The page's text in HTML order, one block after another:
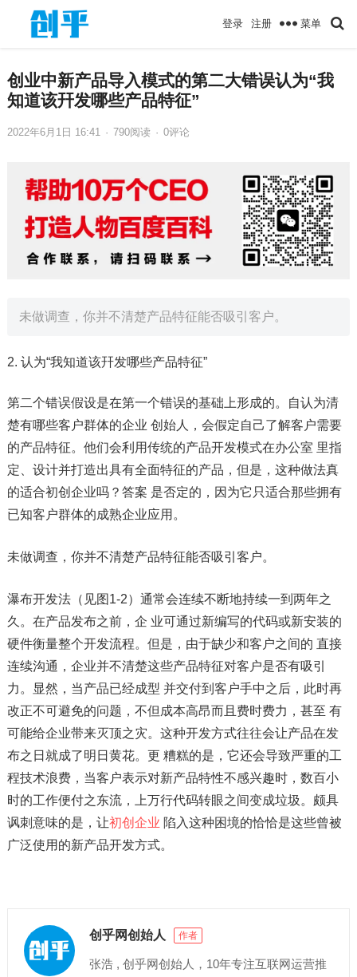
登录 注册 菜单
创业中新产品导入模式的第二大错误认为“我
知道该幵发哪些产品特征”
2022年6月1日 16:41 · 790阅读 · 0评论
未做调查，你并不清楚产品特征能否吸引客户。
认为“我知道该幵发哪些产品特征”
第二个错误假设是在第一个错误的基础上形成的。自认为清
楚有哪些客户群体的企业 创始人，会假定自己了解客户需要
的产品特征。他们会利用传统的产品开发模式在办公室 里指
定、设计并打造出具有全面特征的产品，但是，这种做法真
的适合初创企业吗？答案 是否定的，因为它只适合那些拥有
已知客户群体的成熟企业应用。
未做调查，你并不清楚产品特征能否吸引客户。
瀑布开发法（见图1-2）通常会连续不断地持续一到两年之
久。在产品发布之前，企 业可通过新编写的代码或新安装的
硬件衡量整个开发流程。但是，由于缺少和客户之间的 直接
连续沟通，企业并不清楚这些产品特征对客户是否有吸引
力。显然，当产品已经成型 并交付到客户手中之后，此时再
改正不可避免的问题，不但成本高昂而且费时费力，甚至 有
可能给企业带来灭顶之灾。这种开发方式往往会让产品在发
布之日就成了明日黄花。更 糟糕的是，它还会导致严重的工
程技术浪费，当客户表示对新产品特性不感兴趣时，数百小
时的工作便付之东流，上万行代码转眼之间变成垃圾。颇具
讽刺意味的是，让初创企业 陷入这种困境的恰恰是这些曾被
广泛使用的新产品开发方式。
创乎网创始人 作者
张浩 , 创乎网创始人，10年专注互联网运营推